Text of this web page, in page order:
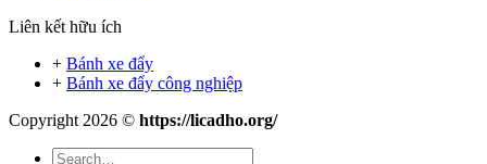
Liên kết hữu ích
+ Bánh xe đẩy
+ Bánh xe đẩy công nghiệp
Copyright 2026 © https://licadho.org/